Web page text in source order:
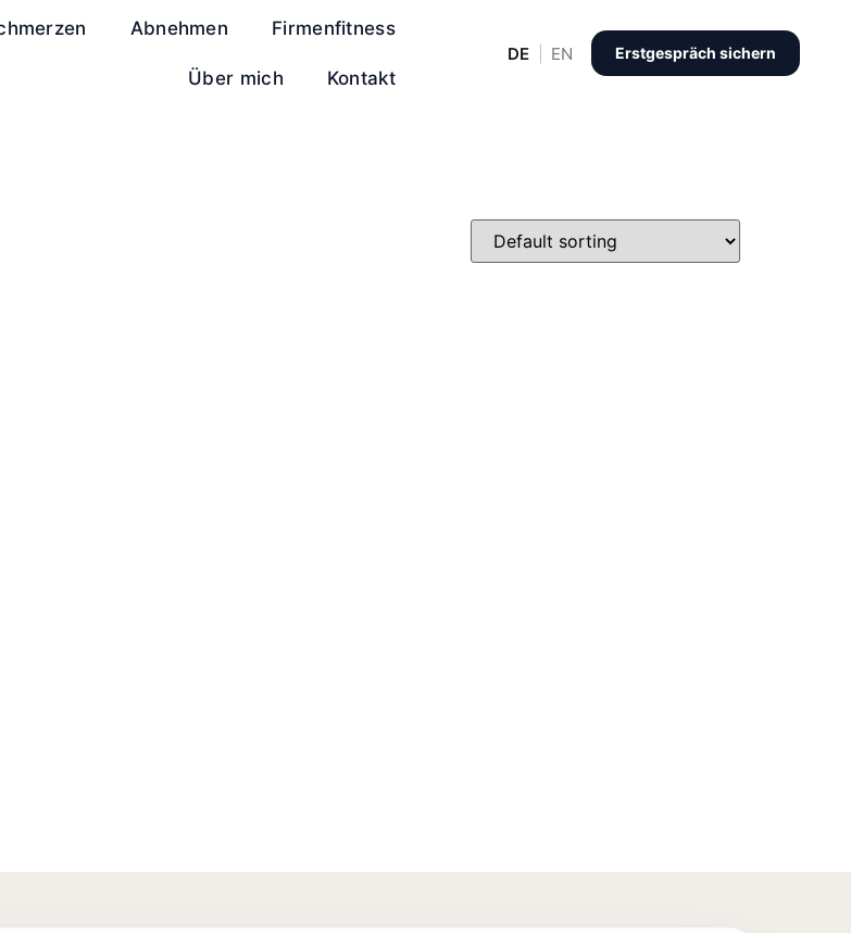
Abnehmen Firmenfitness
Über mich Kontakt
DE EN Erstgespräch sichern